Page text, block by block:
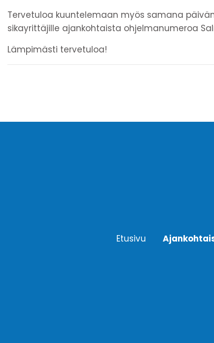
Tervetuloa kuuntelemaan myös samana
sikayrittäjille ajankohtaista ohjelmanumeroa
Lämpimästi tervetuloa!
Etusivu